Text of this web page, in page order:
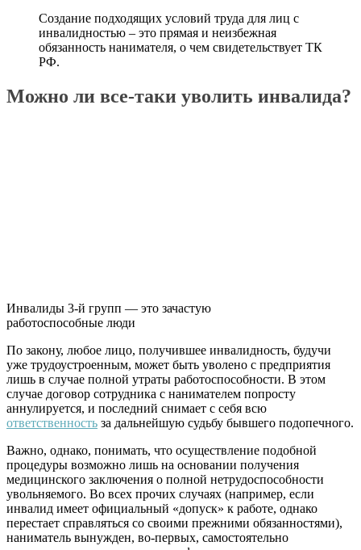
Создание подходящих условий труда для лиц с
инвалидностью – это прямая и неизбежная
обязанность нанимателя, о чем свидетельствует ТК
РФ.
Можно ли все-таки уволить инвалида?
Инвалиды 3-й групп — это зачастую
работоспособные люди
По закону, любое лицо, получившее инвалидность, будучи
уже трудоустроенным, может быть уволено с предприятия
лишь в случае полной утраты работоспособности. В этом
случае договор сотрудника с нанимателем попросту
аннулируется, и последний снимает с себя всю
ответственность за дальнейшую судьбу бывшего подопечного.
Важно, однако, понимать, что осуществление подобной
процедуры возможно лишь на основании получения
медицинского заключения о полной нетрудоспособности
увольняемого. Во всех прочих случаях (например, если
инвалид имеет официальный «допуск» к работе, однако
перестает справляться со своими прежними обязанностями),
наниматель вынужден, во-первых, самостоятельно